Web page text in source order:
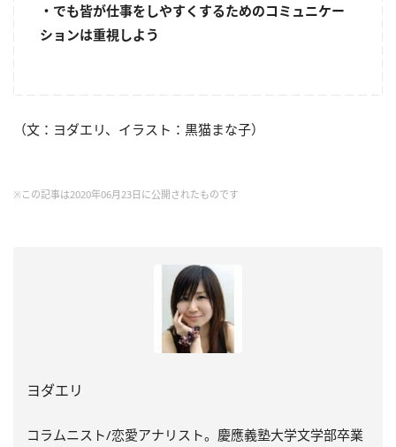
・でも皆が仕事をしやすくするためのコミュニケー
ションは重視しよう
（文：ヨダエリ、イラスト：黒猫まな子）
※この記事は2020年06月23日に公開されたものです
ヨダエリ
コラムニスト/恋愛アナリスト。慶應義塾大学文学部卒業